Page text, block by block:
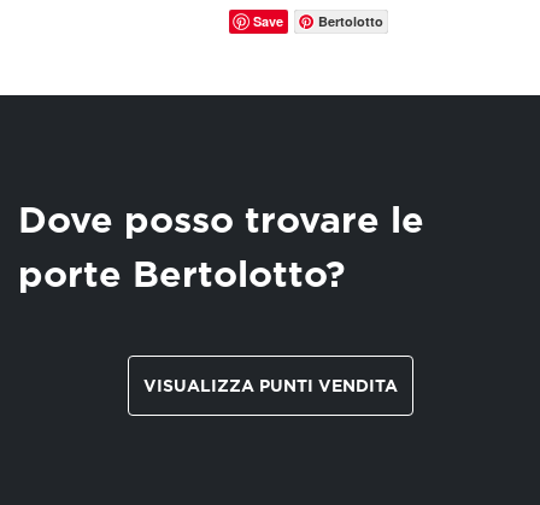
Save Bertolotto
Dove posso trovare le
porte Bertolotto?
VISUALIZZA PUNTI VENDITA